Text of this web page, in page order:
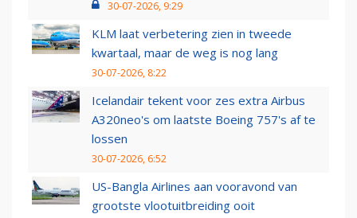
30-07-2026, 9:29
KLM laat verbetering zien in tweede
kwartaal, maar de weg is nog lang
30-07-2026, 8:22
Icelandair tekent voor zes extra Airbus
A320neo's om laatste Boeing 757's af te
lossen
30-07-2026, 6:52
US-Bangla Airlines aan vooravond van
grootste vlootuitbreiding ooit